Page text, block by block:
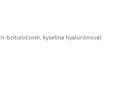
botulotoxín, kyselina hyalurónová)